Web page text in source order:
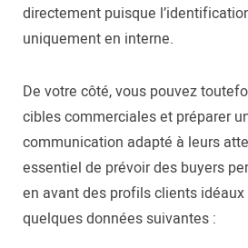
directement puisque
uniquement en interne.
De votre côté, vous pouvez
cibles commerciales et préparer
communication adapté à leurs
essentiel de prévoir des buyers
en avant des profils clients idéaux
quelques données suivantes :